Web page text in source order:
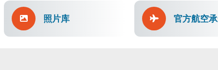
照片库 官方航空